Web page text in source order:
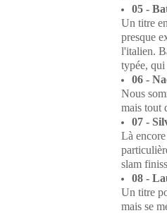
05 -
Un titre
presque
l'italien.
typée, qui
06 -
Nous
mais tout
07 -
Là
slam
08 -
Un titre
mais se